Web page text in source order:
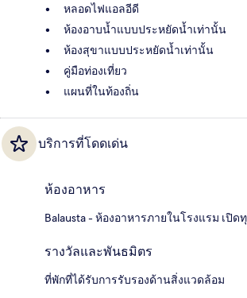
หลอดไฟแอลอีดี
ห้องอาบน้ำแบบประหยัดน้ำเท่านั้น
ห้องสุขาแบบประหยัดน้ำเท่านั้น
คู่มือท่องเที่ยว
แผนที่ในท้องถิ่น
บริการที่โดดเด่น
ห้องอาหาร
Balausta - ห้องอาหารภายในโรงแรม เปิด
รางวัลและพันธมิตร
ที่พักที่ได้รับการรับรองด้านสิ่งแวดล้อม